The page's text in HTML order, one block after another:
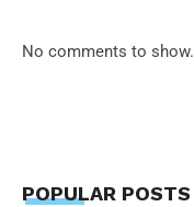
No comments to show.
POPULAR POSTS